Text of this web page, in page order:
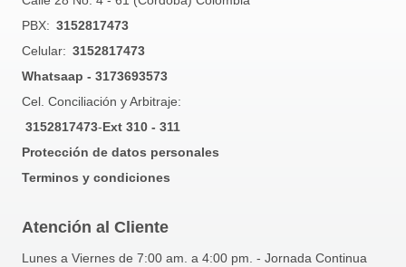
PBX: 3152817473
Celular: 3152817473
Whatsaap - 3173693573
Cel. Conciliación y Arbitraje:
3152817473-Ext 310 - 311
Protección de datos personales
Terminos y condiciones
Atención al Cliente
Lunes a Viernes de 7:00 am. a 4:00 pm. - Jornada Continua